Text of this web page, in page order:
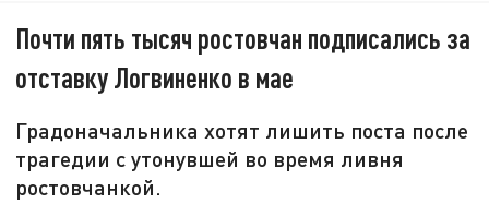
Почти пять тысяч ростовчан подписались за
отставку Логвиненко в мае
Градоначальника хотят лишить поста после
трагедии с утонувшей во время ливня
ростовчанкой.